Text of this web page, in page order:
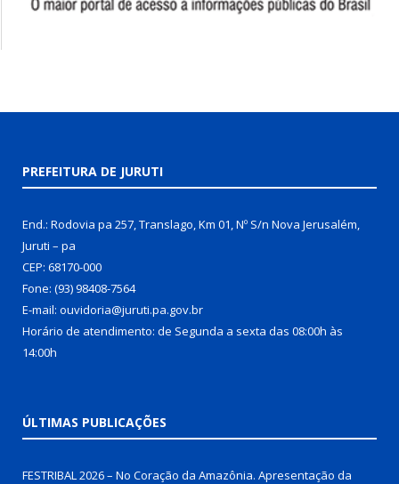
PREFEITURA DE JURUTI
End.: Rodovia pa 257, Translago, Km 01, Nº S/n Nova Jerusalém,
Juruti – pa
CEP: 68170-000
Fone: (93) 98408-7564
E-mail: ouvidoria@juruti.pa.gov.br
Horário de atendimento: de Segunda a sexta das 08:00h às
14:00h
ÚLTIMAS PUBLICAÇÕES
FESTRIBAL 2026 – No Coração da Amazônia. Apresentação da